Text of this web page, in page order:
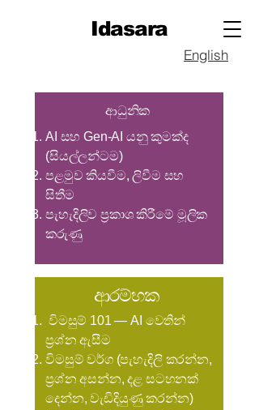
Idasara
English
ආධුනික ​
AI සහ Gen-AI යනු කුමක්ද
(සියල්ලන්ටම)
පළමුව කියවීම, ලිවීම සහ
සිතීම
පැහැදිලිව ප්‍රකාශ කිරීමේ මූලික
කරුණු
ආරම්භක
විමසුම් 101 — AI වෙතින්
ප්‍රශ්න ඇසීම
විමසුම් වර්ග (පැහැදිලි කරන්න,
ප්‍රශ්න අසන්න, දළ සටහනක්
දෙන්න, වැඩිදියුණු කරන්න)